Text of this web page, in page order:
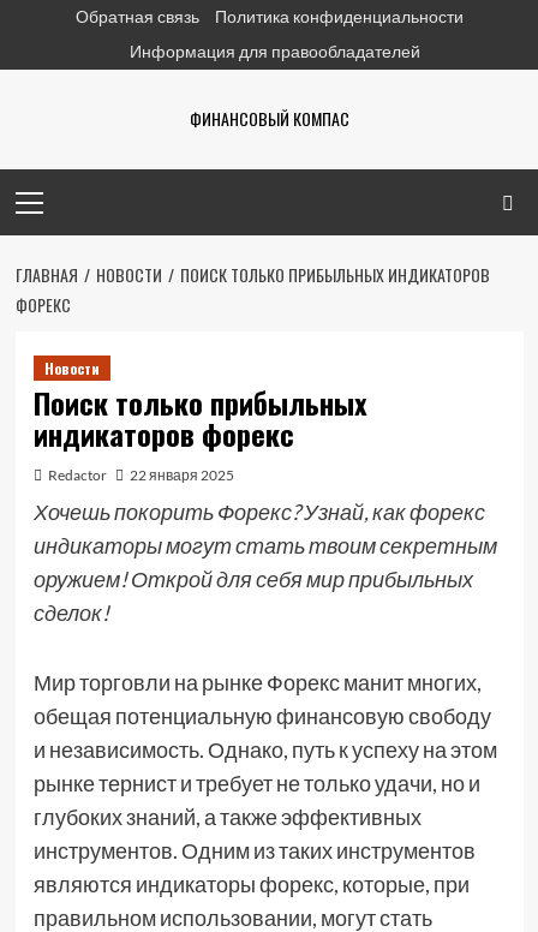
содержимому
Обратная связь
Политика конфиденциальности
Информация для правообладателей
ФИНАНСОВЫЙ КОМПАС
меню
ГЛАВНАЯ НОВОСТИ
ПОИСК ТОЛЬКО ПРИБЫЛЬНЫХ ИНДИКАТОРОВ
ФОРЕКС
Новости
Поиск только прибыльных
индикаторов форекс
Redactor 22 января 2025
Хочешь покорить Форекс? Узнай, как форекс
индикаторы могут стать твоим секретным
оружием! Открой для себя мир прибыльных
сделок!
Мир торговли на рынке Форекс манит многих,
обещая потенциальную финансовую свободу
и независимость. Однако, путь к успеху на этом
рынке тернист и требует не только удачи, но и
глубоких знаний, а также эффективных
инструментов. Одним из таких инструментов
являются индикаторы форекс, которые, при
правильном использовании, могут стать